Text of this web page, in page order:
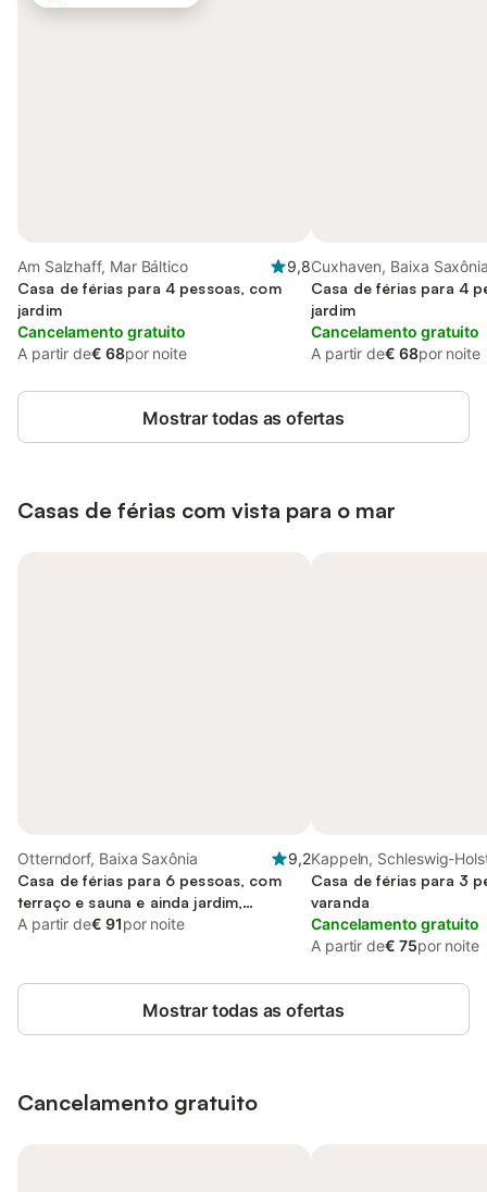
Am Salzhaff, Mar Báltico
9,8
Casa de férias para 4 pessoas, com
jardim
Cancelamento gratuito
A partir de€ 68por noite
Cuxhaven, Baixa
Casa de férias para 4
jardim
Cancelamento gratuito
A partir de€ 68por noite
Mostrar todas as ofertas
Casas de férias com vista para o mar
Otterndorf, Baixa Saxônia
9,2
Casa de férias para 6 pessoas, com
terraço e sauna e ainda jardim,
adaptado a crianças
A partir de€ 91por noite
Kappeln, Schleswig-
Casa de férias para 3
varanda
Cancelamento gratuito
A partir de€ 75por noite
Mostrar todas as ofertas
Cancelamento gratuito